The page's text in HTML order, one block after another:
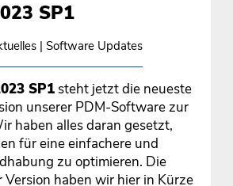
SP1
| Software Updates
SP1steht jetzt die neueste
unserer PDM-Software zur
haben alles daran gesetzt,
für eine einfachere und
zu optimieren. Die
haben wir hier in Kürze